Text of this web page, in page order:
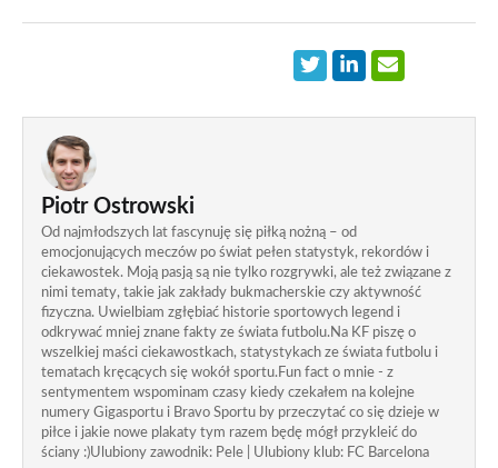
Piotr Ostrowski
Od najmłodszych lat fascynuję się piłką nożną – od
emocjonujących meczów po świat pełen statystyk, rekordów i
ciekawostek. Moją pasją są nie tylko rozgrywki, ale też związane z
nimi tematy, takie jak zakłady bukmacherskie czy aktywność
fizyczna. Uwielbiam zgłębiać historie sportowych legend i
odkrywać mniej znane fakty ze świata futbolu.Na KF piszę o
wszelkiej maści ciekawostkach, statystykach ze świata futbolu i
tematach kręcących się wokół sportu.Fun fact o mnie - z
sentymentem wspominam czasy kiedy czekałem na kolejne
numery Gigasportu i Bravo Sportu by przeczytać co się dzieje w
piłce i jakie nowe plakaty tym razem będę mógł przykleić do
ściany :)Ulubiony zawodnik: Pele | Ulubiony klub: FC Barcelona